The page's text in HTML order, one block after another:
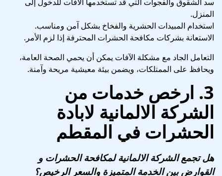
المنزل.
استخدام المبيدات الحشرية والفخاخ بشكل آمن ومناسب.
الاستعانة بشركات مكافحة الحشرات المحترفة إذا لزم الأمر.
التعامل الجاد مع مشكلة الآفات يمكن أن يحمي الصحة العامة،
ويحافظ على الممتلكات، ويضمن بيئة معيشية مريحة وآمنة.
3. ارخص خدمات من
الشركة الالمانية لابادة
الحشرات في المقطم
هل تجمع الشركة الالمانية لمكافحة الحشرات و
القوارض بين الخدمة المتميزة والسعر الرخيص؟